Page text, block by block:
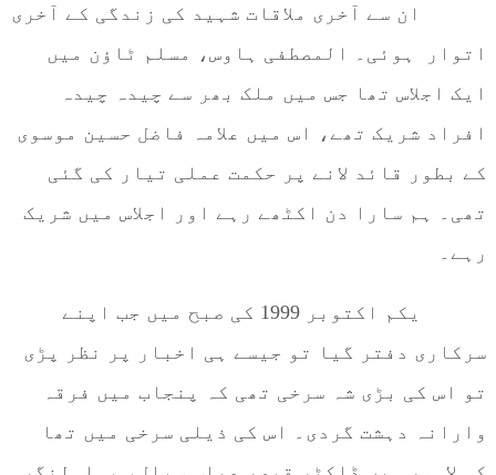
ان سے آخری ملاقات شہید کی زندگی کے آخری
اتوار ہوئی۔ المصطفی ہاوس، مسلم ٹاؤن میں
ایک اجلاس تھا جس میں ملک بھر سے چیدہ چیدہ
افراد شریک تھے، اس میں علامہ فاضل حسین موسوی
کے بطور قائد لانے پر حکمت عملی تیار کی گئی
تھی۔ ہم سارا دن اکٹھے رہے اور اجلاس میں شریک
رہے۔
یکم اکتوبر 1999 کی صبح میں جب اپنے
سرکاری دفتر گیا تو جیسے ہی اخبار پر نظر پڑی
تو اس کی بڑی شہ سرخی تھی کہ پنجاب میں فرقہ
وارانہ دہشت گردی۔ اس کی ذیلی سرخی میں تھا